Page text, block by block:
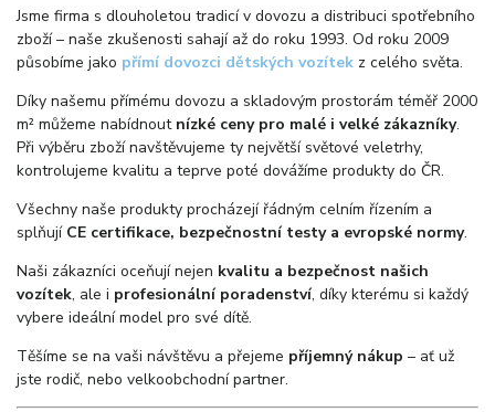
Jsme firma s dlouholetou tradicí v dovozu a distribuci spotřebního
zboží – naše zkušenosti sahají až do roku 1993. Od roku 2009
působíme jako přímí dovozci dětských vozítek z celého světa.
Díky našemu přímému dovozu a skladovým prostorám téměř 2000
m² můžeme nabídnout nízké ceny pro malé i velké zákazníky.
Při výběru zboží navštěvujeme ty největší světové veletrhy,
kontrolujeme kvalitu a teprve poté dovážíme produkty do ČR.
Všechny naše produkty procházejí řádným celním řízením a
splňují CE certifikace, bezpečnostní testy a evropské normy.
Naši zákazníci oceňují nejen kvalitu a bezpečnost našich
vozítek, ale i profesionální poradenství, díky kterému si každý
vybere ideální model pro své dítě.
Těšíme se na vaši návštěvu a přejeme příjemný nákup – ať už
jste rodič, nebo velkoobchodní partner.